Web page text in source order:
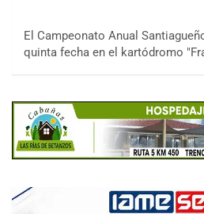
El Campeonato Anual
quinta fecha en el kartódromo